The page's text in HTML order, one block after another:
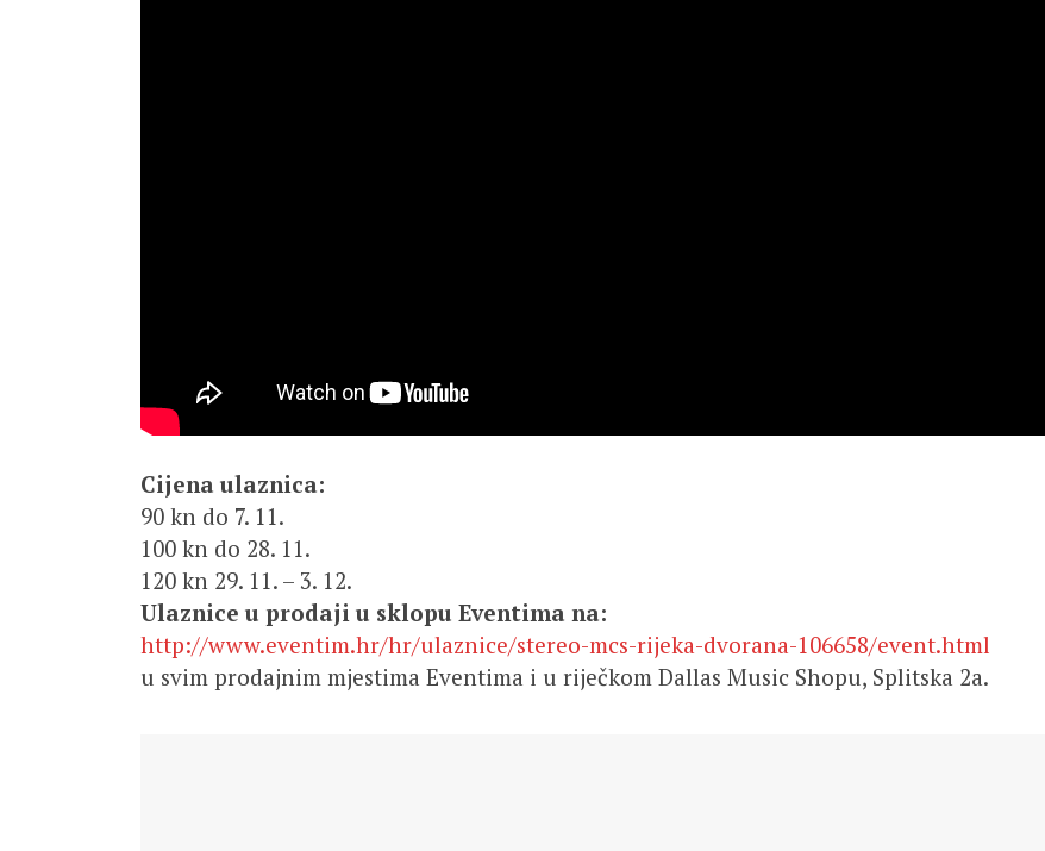
Cijena ulaznica:
90 kn do 7. 11.
100 kn do 28. 11.
120 kn 29. 11. – 3. 12.
Ulaznice u prodaji u sklopu Eventima na:
http://www.eventim.hr/hr/ulaznice/stereo-mcs-rijeka-dvorana-106658/event.html
u svim prodajnim mjestima Eventima i u riječkom Dallas Music Shopu, Splitska 2a.